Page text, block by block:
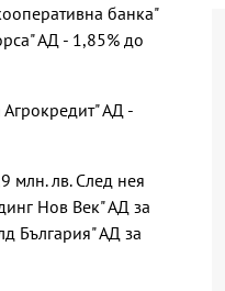
банка"
АД - 1,85% до
АД -
млн. лв. След нея
Нов Век" АД за
България" АД за